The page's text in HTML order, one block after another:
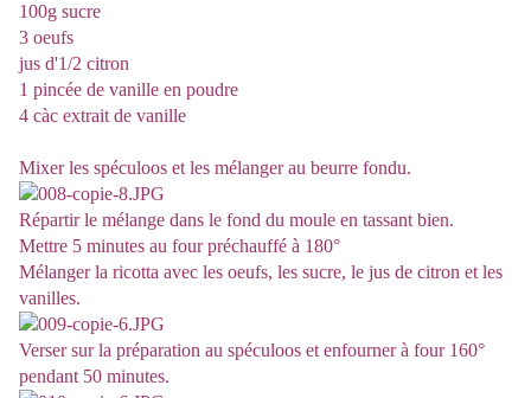
100g sucre
3 oeufs
jus d'1/2 citron
1 pincée de vanille en poudre
4 càc extrait de vanille
Mixer les spéculoos et les mélanger au beurre fondu.
Répartir le mélange dans le fond du moule en tassant bien.
Mettre 5 minutes au four préchauffé à 180°
Mélanger la ricotta avec les oeufs, les sucre, le jus de citron et les
vanilles.
Verser sur la préparation au spéculoos et enfourner à four 160°
pendant 50 minutes.